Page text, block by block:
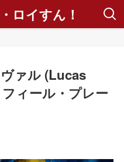
ロイすん！
ァル (Lucas
ィール・プレー